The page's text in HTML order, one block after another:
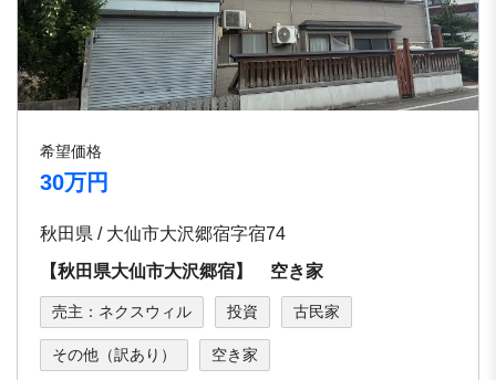
希望価格
30万円
秋田県 / 大仙市大沢郷宿字宿74
【秋田県大仙市大沢郷宿】 空き家
売主：ネクスウィル 投資 古民家
その他（訳あり） 空き家